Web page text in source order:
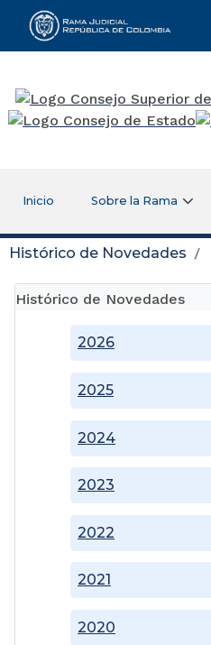
Rama Judicial
Inicio Sobre la Rama
Histórico de Novedades
Histórico de Novedades
2020
2021
2022
2023
2024
2025
2026